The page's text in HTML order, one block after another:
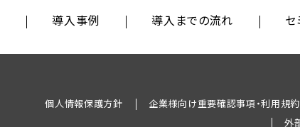
導入事例 導入までの流れ セ
個人情報保護方針 企業様向け重要確認事項・利用規約
外